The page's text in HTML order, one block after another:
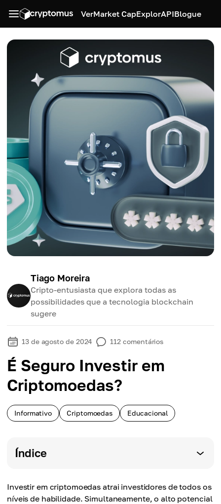
VerMarket CapExplorAPIBlogue
Tiago Moreira
Cripto-entusiasta que explora todas as
possibilidades que a tecnologia blockchain
sugere
13 de agosto de 2024 112 comentários
É Seguro Investir em
Criptomoedas?
Informativo Criptomoedas Educacional
Índice
Investir em criptomoedas atrai investidores de todos os
níveis de habilidade. Simultaneamente, o alto potencial